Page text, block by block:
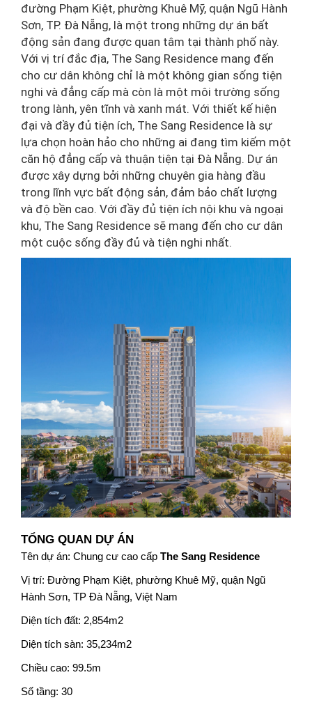
đường Phạm Kiệt, phường Khuê Mỹ, quận Ngũ Hành
Sơn, TP. Đà Nẵng, là một trong những dự án bất
động sản đang được quan tâm tại thành phố này.
Với vị trí đắc địa, The Sang Residence mang đến
cho cư dân không chỉ là một không gian sống tiện
nghi và đẳng cấp mà còn là một môi trường sống
trong lành, yên tĩnh và xanh mát. Với thiết kế hiện
đại và đầy đủ tiện ích, The Sang Residence là sự
lựa chọn hoàn hảo cho những ai đang tìm kiếm một
căn hộ đẳng cấp và thuận tiện tại Đà Nẵng. Dự án
được xây dựng bởi những chuyên gia hàng đầu
trong lĩnh vực bất động sản, đảm bảo chất lượng
và độ bền cao. Với đầy đủ tiện ích nội khu và ngoại
khu, The Sang Residence sẽ mang đến cho cư dân
một cuộc sống đầy đủ và tiện nghi nhất.
TỔNG QUAN DỰ ÁN
Tên dự án: Chung cư cao cấp The Sang Residence
Vị trí: Đường Phạm Kiệt, phường Khuê Mỹ, quận Ngũ
Hành Sơn, TP Đà Nẵng, Việt Nam
Diện tích đất: 2,854m2
Diện tích sàn: 35,234m2
Chiều cao: 99.5m
Số tầng: 30